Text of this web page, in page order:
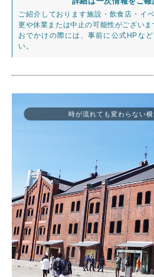
ご紹介しております施設・飲食店・イ
更や休業または中止の可能性がございま
おでかけの際には、事前に公式HPな
い。
時が流れても変わらない